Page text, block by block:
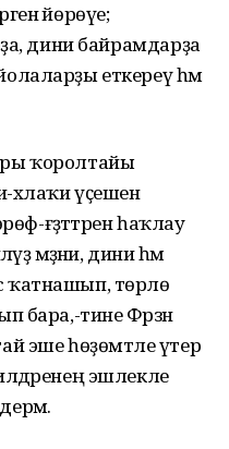
йөрөүе;
дини байрамдарҙа
еткереү һәм
ҡоролтайы
үҫешен
ғәҙәттәрен һаҡлау
мәҙәни, дини һәм
ҡатнашып, төрлө
тине Фәрзәнә
эше һөҙөмтәле үтер
эшлекле